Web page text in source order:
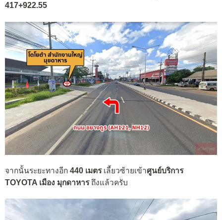
417+922.55
จากนั้นระยะทางอีก 440 เมตรเลี้ยวซ้ายเข้าศูนย์บริการ
TOYOTA เมือง มุกดาหารถึงแล้วครับ